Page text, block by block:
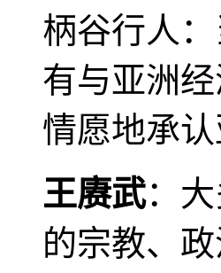
柄谷行人
有与亚洲
情愿地承
王赓武：
的宗教、